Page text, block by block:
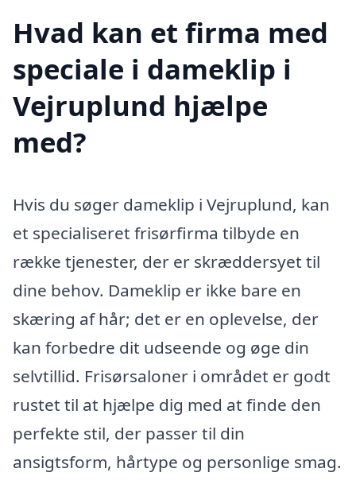
Hvad kan et firma med
speciale i dameklip i
Vejruplund hjælpe
med?
Hvis du søger dameklip i Vejruplund, kan
et specialiseret frisørfirma tilbyde en
række tjenester, der er skræddersyet til
dine behov. Dameklip er ikke bare en
skæring af hår; det er en oplevelse, der
kan forbedre dit udseende og øge din
selvtillid. Frisørsaloner i området er godt
rustet til at hjælpe dig med at finde den
perfekte stil, der passer til din
ansigtsform, hårtype og personlige smag.